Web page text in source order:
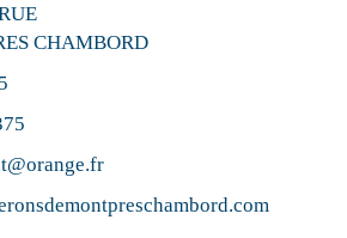
CHAMBORD